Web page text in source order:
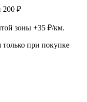
200 ₽
зоны +35 ₽/км.
только при покупке